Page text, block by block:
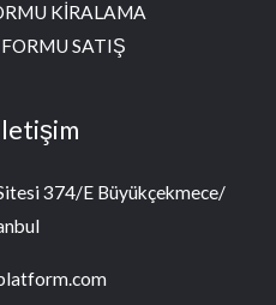
KİRALAMA
SATIŞ
374/E Büyükçekmece/